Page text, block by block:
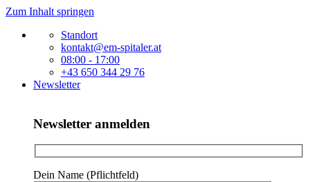
Zum Inhalt springen
Standort
kontakt@em-spitaler.at
08:00 - 17:00
+43 650 344 29 76
Newsletter
Newsletter anmelden
Dein Name (Pflichtfeld)